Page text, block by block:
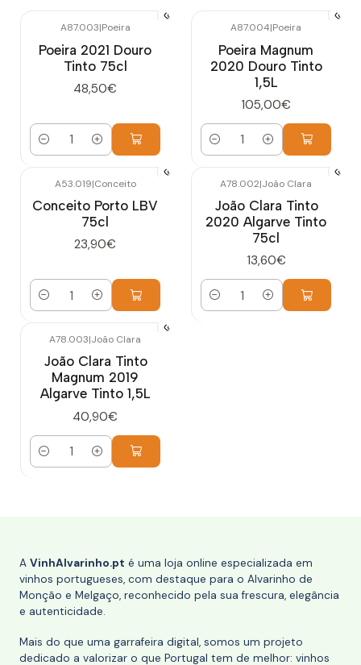
A87.003|Poeira
Poeira 2021 Douro
Tinto 75cl
48,50€
Quantidade
A87.004|Poeira
Poeira Magnum
2020 Douro Tinto
1,5L
105,00€
Quantidade
A53.019|Conceito
Conceito Porto LBV
75cl
23,90€
Quantidade
A78.002|João Clara
João Clara Tinto
2020 Algarve Tinto
75cl
13,60€
Quantidade
A78.003|João Clara
João Clara Tinto
Magnum 2019
Algarve Tinto 1,5L
40,90€
Quantidade
A VinhAlvarinho.pt é uma loja online especializada em
vinhos portugueses, com destaque para o Alvarinho de
Monção e Melgaço, reconhecido pela sua frescura, elegância
e autenticidade.
Mais do que uma garrafeira digital, somos um projeto
dedicado a valorizar o que Portugal tem de melhor: vinhos